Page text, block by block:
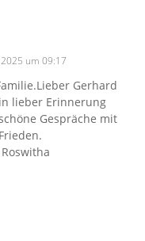
um 09:17
Gerhard
lieber Erinnerung
Gespräche mit